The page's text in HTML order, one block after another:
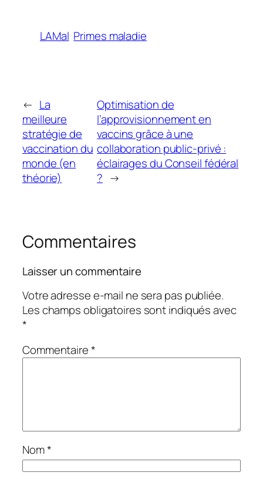
LAMal Primes maladie
← La
meilleure
stratégie de
vaccination du
monde (en
théorie)
Optimisation de
l’approvisionnement en
vaccins grâce à une
collaboration public-privé :
éclairages du Conseil fédéral
? →
Commentaires
Laisser un commentaire
Votre adresse e-mail ne sera pas publiée.
Les champs obligatoires sont indiqués avec
*
Commentaire*
Nom*